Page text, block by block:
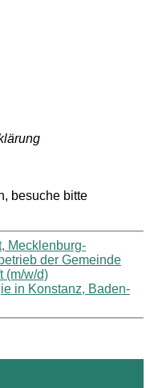
besuche bitte
Mecklenburg-
der Gemeinde
(m/w/d)
in Konstanz, Baden-